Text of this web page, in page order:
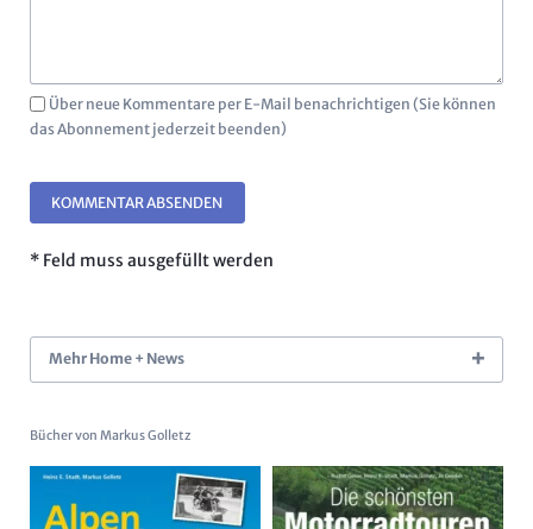
Über neue Kommentare per E-Mail benachrichtigen (Sie können
das Abonnement jederzeit beenden)
KOMMENTAR ABSENDEN
* Feld muss ausgefüllt werden
Mehr Home + News
Bücher von Markus Golletz